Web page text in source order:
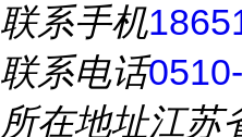
联系手机
联系电话
所在地址江苏